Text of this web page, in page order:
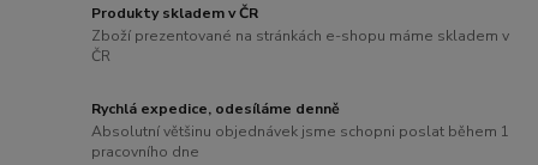
Produkty skladem v ČR
Zboží prezentované na stránkách e-shopu máme skladem v
ČR
Rychlá expedice, odesíláme denně
Absolutní většinu objednávek jsme schopni poslat během 1
pracovního dne